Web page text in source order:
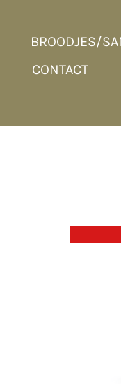
BROODJES/
CONTACT